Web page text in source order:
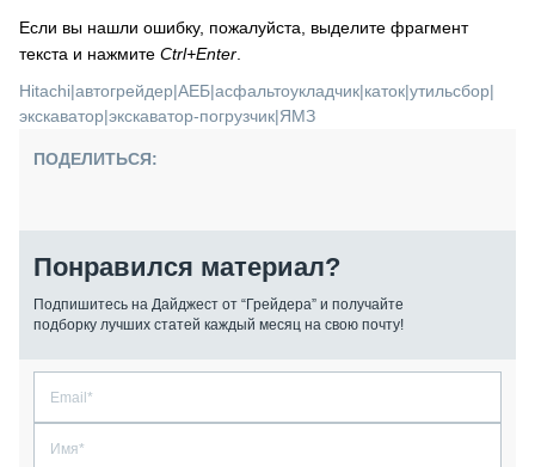
Если вы нашли ошибку, пожалуйста, выделите фрагмент
текста и нажмите Ctrl+Enter
Hitachi|автогрейдер|АЕБ|асфальтоукладчик|каток|утильсбор|
экскаватор|экскаватор-погрузчик|ЯМЗ
ПОДЕЛИТЬСЯ:
Понравился материал?
Подпишитесь на Дайджест от “Грейдера” и получайте
подборку лучших статей каждый месяц на свою почту!